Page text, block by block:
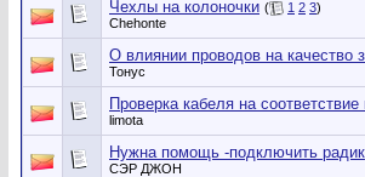
Чехлы на колоночки ( 1 2 3)
Chehonte
О влиянии проводов на качество
Тонус
Проверка кабеля на
limota
Нужна помощь -подключить радик
СЭР ДЖОН